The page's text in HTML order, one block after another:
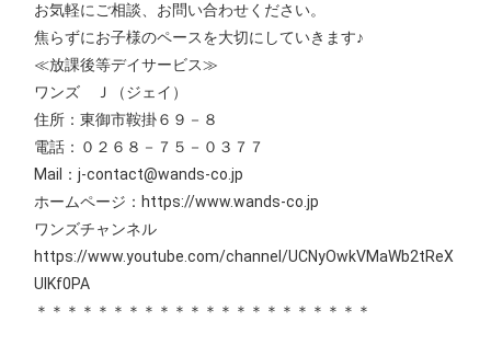
お気軽にご相談、お問い合わせください。
焦らずにお子様のペースを大切にしていきます♪
≪放課後等デイサービス≫
ワンズ Ｊ（ジェイ）
住所：東御市鞍掛６９－８
電話：０２６８－７５－０３７７
Mail：j-contact@wands-co.jp
ホームページ：https://www.wands-co.jp
ワンズチャンネル
https://www.youtube.com/channel/UCNyOwkVMaWb2tReX
UIKf0PA
＊＊＊＊＊＊＊＊＊＊＊＊＊＊＊＊＊＊＊＊＊＊